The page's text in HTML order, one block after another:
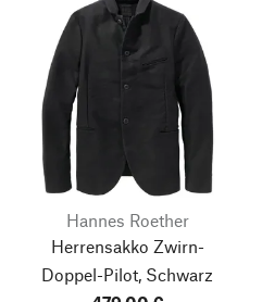
Hannes Roether
Herrensakko Zwirn-
Doppel-Pilot, Schwarz